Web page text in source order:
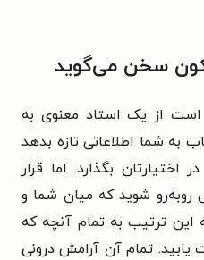
سخن می‌گوید
است از یک استاد معنوی به
به شما اطلاعاتی تازه بدهد
اختیارتان بگذارد. اما قرار
روبه‌رو شوید که میان شما و
ترتیب به تمام آنچه که
یابید. تمام آن آرامش درونی